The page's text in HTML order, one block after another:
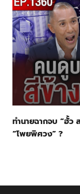
ทำนายฉากจบ “ฮั้ว
“โพยพิศวง” ?